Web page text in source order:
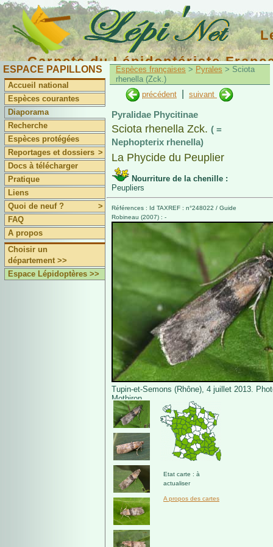
Carnets du Lépidoptériste
ESPACE PAPILLONS
Accueil national
Espèces courantes
Diaporama
Recherche
Espèces protégées
Reportages et dossiers >
Docs à télécharger
Pratique
Liens
Quoi de neuf ?
>
FAQ
A propos
Choisir un
département >>
Espace Lépidoptères >>
Espèces françaises > Pyrales > Sciota
rhenella (Zck.)
précédent
suivant
Pyralidae Phycitinae
Sciota rhenella Zck. ( =
Nephopterix rhenella)
La Phycide du Peuplier
Nourriture de la chenille :
Peupliers
Références : Id TAXREF : n°248022 / Guide
Robineau (2007) : -
Tupin-et-Semons (Rhône), 4 juillet 2013.
Mothiron.
Etat carte : à
actualiser
A propos des cartes